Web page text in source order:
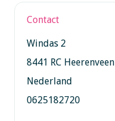
Contact
Windas 2
8441 RC Heerenveen
Nederland
0625182720